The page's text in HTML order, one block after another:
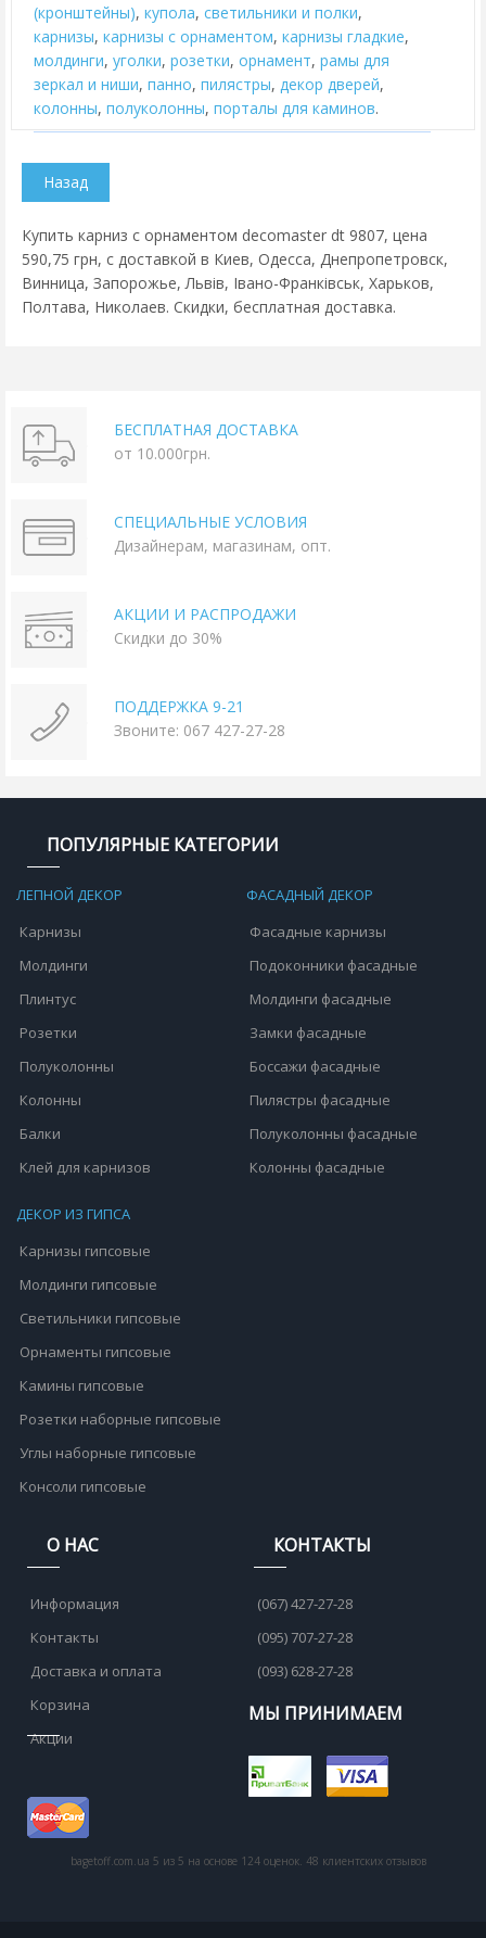
(кронштейны), купола, cветильники и полки,
карнизы, карнизы с орнаментом, карнизы гладкие,
молдинги, уголки, розетки, орнамент, рамы для
зеркал и ниши, панно, пилястры, декор дверей,
колонны, полуколонны, порталы для каминов.
Купить карниз с орнаментом decomaster dt 9807, цена
590,75 грн, с доставкой в Киев, Одесса, Днепропетровск,
Винница, Запорожье, Львів, Івано-Франківськ, Харьков,
Полтава, Николаев. Скидки, бесплатная доставка.
БЕСПЛАТНАЯ ДОСТАВКА
от 10.000грн.
СПЕЦИАЛЬНЫЕ УСЛОВИЯ
Дизайнерам, магазинам, опт.
АКЦИИ И РАСПРОДАЖИ
Скидки до 30%
ПОДДЕРЖКА 9-21
Звоните: 067 427-27-28
ПОПУЛЯРНЫЕ КАТЕГОРИИ
ЛЕПНОЙ ДЕКОР
Карнизы
Молдинги
Плинтус
Розетки
Полуколонны
Колонны
Балки
Клей для карнизов
ФАСАДНЫЙ ДЕКОР
Фасадные карнизы
Подоконники фасадные
Молдинги фасадные
Замки фасадные
Боссажи фасадные
Пилястры фасадные
Полуколонны фасадные
Колонны фасадные
ДЕКОР ИЗ ГИПСА
Карнизы гипсовые
Молдинги гипсовые
Светильники гипсовые
Орнаменты гипсовые
Камины гипсовые
Розетки наборные гипсовые
Углы наборные гипсовые
Консоли гипсовые
О НАС
Информация
Контакты
Доставка и оплата
Корзина
Акции
КОНТАКТЫ
(067) 427-27-28
(095) 707-27-28
(093) 628-27-28
МЫ ПРИНИМАЕМ
bagetoff.com.ua 5 из 5 на основе 124 оценок. 48 клиентских отзывов